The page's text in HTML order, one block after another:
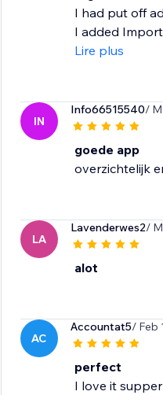
I had put off
I added
Lire plus
IN
Info66515540/
goede app
overzichtelijk
LA
Lavenderwes2/
alot
AC
Accountat5/ Feb
perfect
I love it